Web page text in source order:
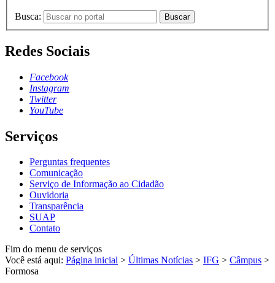
Busca: Buscar
Redes Sociais
Facebook
Instagram
Twitter
YouTube
Serviços
Perguntas frequentes
Comunicação
Serviço de Informação ao Cidadão
Ouvidoria
Transparência
SUAP
Contato
Fim do menu de serviços
Você está aqui: Página inicial > Últimas Notícias > IFG > Câmpus >
Formosa